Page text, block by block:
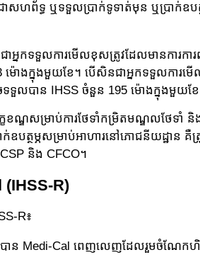
ជាសហព័ទ្ធ ឬទទួលប្រាក់​ទូទា​ត់​មុន ឬប្រាក់ឧ
អ្នកទទួលការមើលខុសត្រូវដែលមានការ​ការ​ព
ោងក្នុង​មួយ​ខែ។ បើសិនជាអ្នកទទួលការមើល
ច​ទទួល​បាន IHSS ចំនួន 195 ម៉ោងក្នុង​មួយ​ខ
ណ្ឌសម្រាប់ការថែទាំកម្រិតមណ្ឌលថែទាំ និ
បត្ថម្ភ​សម្រាប់​អាហារនៅភោជនីយដ្ឋាន គឺត្រូ
និង CFCO។
(IHSS-R)
R៖
ាន Medi-Cal ពេញលេញដែលរួមចំណែក​ហិ